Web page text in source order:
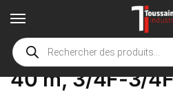
Home Winkel / Product Opties /
40 m, 3/4F-3/